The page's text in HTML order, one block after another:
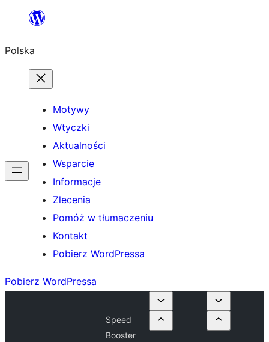
Przejdź
treści
Polska
Motywy
Wtyczki
Aktualności
Wsparcie
Informacje
Zlecenia
Pomóż w tłumaczeniu
Kontakt
Pobierz WordPressa
Pobierz WordPressa
Speed
Booster